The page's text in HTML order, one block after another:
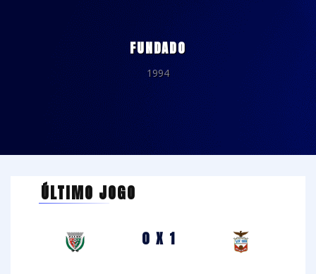
FUNDADO
1994
ÚLTIMO JOGO
0 X 1